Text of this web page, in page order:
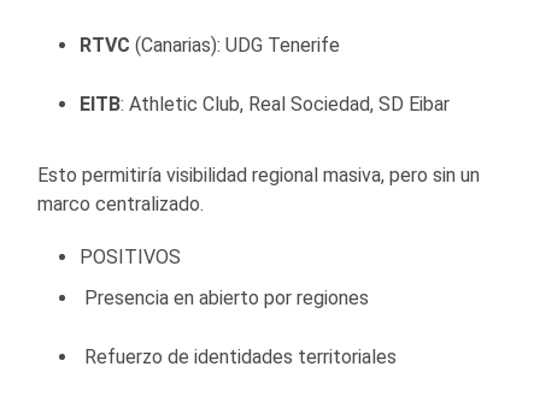
RTVC (Canarias): UDG Tenerife
EITB: Athletic Club, Real Sociedad, SD Eibar
Esto permitiría visibilidad regional masiva, pero sin un
marco centralizado.
POSITIVOS
Presencia en abierto por regiones
Refuerzo de identidades territoriales